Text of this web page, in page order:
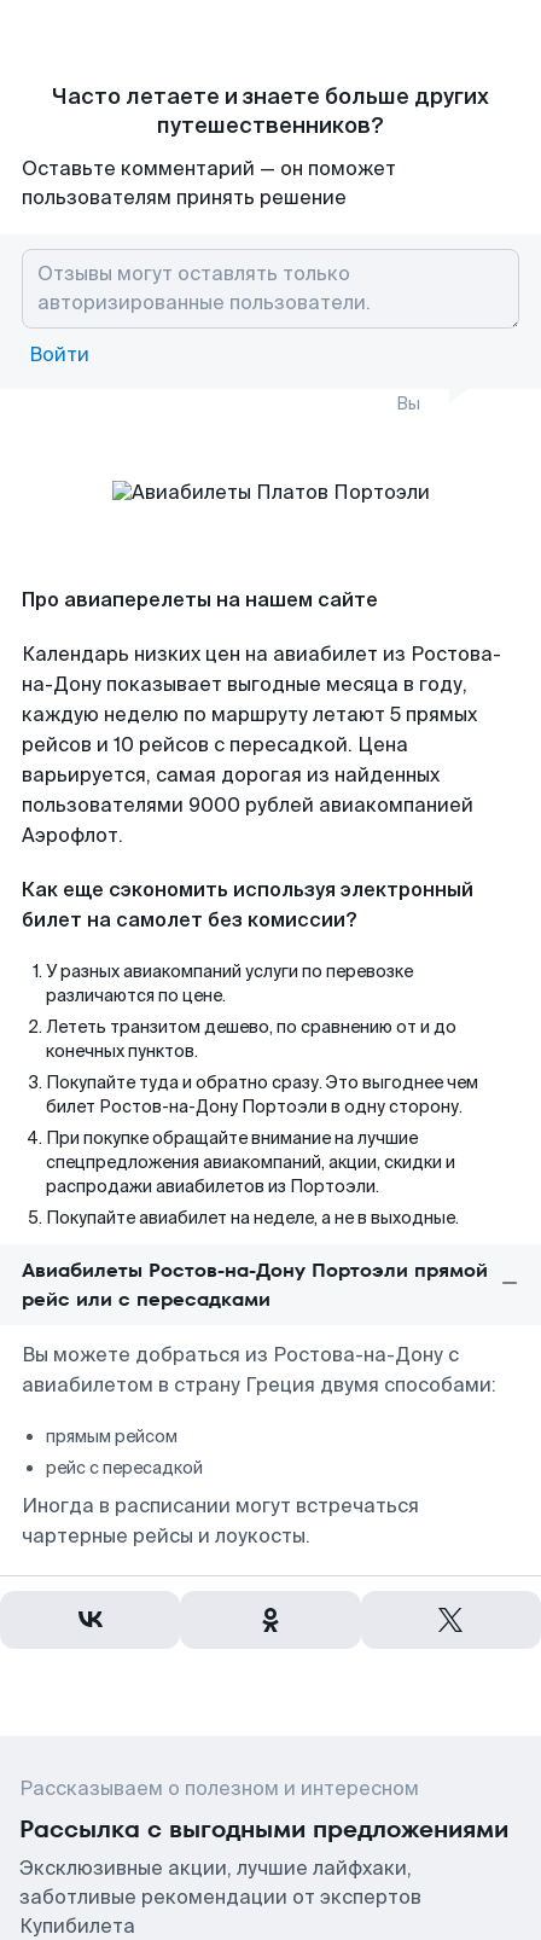
Часто летаете и знаете больше других
путешественников?
Оставьте комментарий — он поможет
пользователям принять решение
Войти
Вы
Про авиаперелеты на нашем сайте
Календарь низких цен на авиабилет из Ростова-
на-Дону показывает выгодные месяца в году,
каждую неделю по маршруту летают 5 прямых
рейсов и 10 рейсов с пересадкой. Цена
варьируется, самая дорогая из найденных
пользователями 9000 рублей авиакомпанией
Аэрофлот.
Как еще сэкономить используя электронный
билет на самолет без комиссии?
У разных авиакомпаний услуги по перевозке
различаются по цене.
Лететь транзитом дешево, по сравнению от и до
конечных пунктов.
Покупайте туда и обратно сразу. Это выгоднее чем
билет Ростов-на-Дону Портоэли в одну сторону.
При покупке обращайте внимание на лучшие
спецпредложения авиакомпаний, акции, скидки и
распродажи авиабилетов из Портоэли.
Покупайте авиабилет на неделе, а не в выходные.
Авиабилеты Ростов-на-Дону Портоэли прямой
рейс или с пересадками
Вы можете добраться из Ростова-на-Дону с
авиабилетом в страну Греция двумя способами:
прямым рейсом
рейс с пересадкой
Иногда в расписании могут встречаться
чартерные рейсы и лоукосты.
Рассказываем о полезном и интересном
Рассылка с выгодными предложениями
Эксклюзивные акции, лучшие лайфхаки,
заботливые рекомендации от экспертов
Купибилета